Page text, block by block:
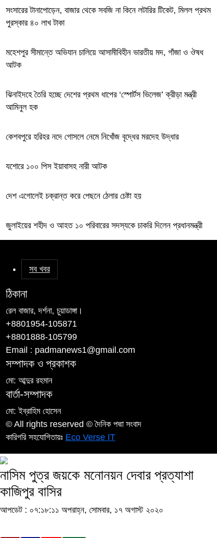
সংসারের টানাপোড়েন, বাজার থেকে সবজি না কিনে লটারির টিকেট, মিলল প্রথম
পুরস্কার ৪০ লাখ টাকা
মহেশপুর সীমান্তে অভিযান চালিয়ে আসামীবিহীন ভারতীয় মদ, গাঁজা ও ঔষধ
আটক
ঝিনাইদহে তৈরি হচ্ছে দেশের প্রথম ধাপের ‘স্পোর্টস ভিলেজ’ ক্রীড়া মন্ত্রী
আমিনুল হক
কেশবপুরে হরিহর নদে গোসলে নেমে নিখোঁজ বৃদ্ধের মরদেহ উদ্ধার
যশোরে ১০০ পিস ইয়াবাসহ নারী আটক
দেশ এগোলেই চক্রান্ত করে পেছনে ঠেলার চেষ্টা হয়
জুলাইয়ের শহীদ ও আহত ১০ পরিবারের সদস্যকে চাকরি দিলেন প্রধানমন্ত্রী
সব খবর
ঠিকানা
রেল বাজার, দর্শনা, চুয়াডাঙ্গা।
+8801954-105871
+8801888-105799
Email : padmanews1@gmail.com
সম্পাদক ও প্রকাশক
মো: আব্দুর রহমান
বার্তা-সম্পাদক
মো: ইব্রাহিম হোসেন
© All rights reserved © দৈনিক পদ্মা সংবাদ
কারিগরি সহযোগিতায়ঃ Eco Verse IT
নাসিম পুত্র জয়কে মনোনয়ন দেবার প্রত্যাশা
কাজিপুর বাসির
আপডেট : ০৭:১৮:১১ অপরাহ্ন, সোমবার, ১৭ অগাস্ট ২০২০